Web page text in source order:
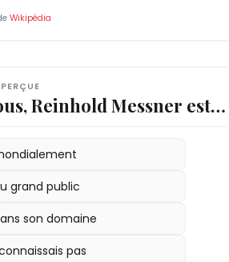
Wikipédia
Reinhold Messner est…
grand public
son domaine
pas